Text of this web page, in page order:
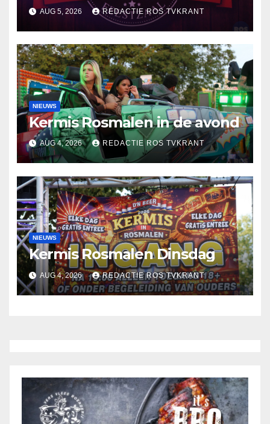
AUG 5, 2026 REDACTIE ROS TVKRANT
NIEUWS
Kermis Rosmalen in de avond
AUG 4, 2026 REDACTIE ROS TVKRANT
NIEUWS
Kermis Rosmalen Dinsdag
AUG 4, 2026 REDACTIE ROS TVKRANT